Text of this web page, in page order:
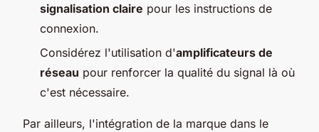
signalisation claire pour les instructions de
connexion.
Considérez l'utilisation d'amplificateurs de
réseau pour renforcer la qualité du signal là où
c'est nécessaire.
Par ailleurs, l'intégration de la marque dans le